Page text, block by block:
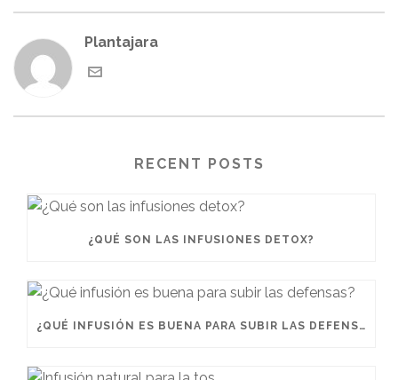
Plantajara
RECENT POSTS
¿QUÉ SON LAS INFUSIONES DETOX?
¿QUÉ INFUSIÓN ES BUENA PARA SUBIR LAS DEFENSAS?